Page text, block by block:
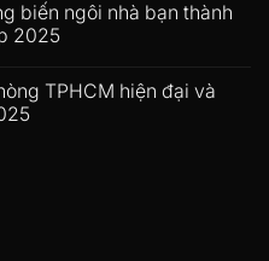
biến ngôi nhà bạn thành
2025
TPHCM hiện đại và